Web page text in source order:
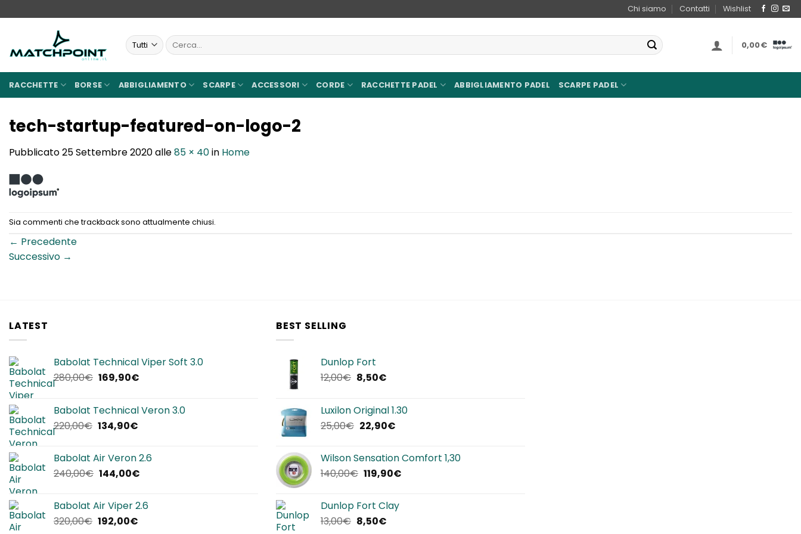
ai
Chi siamo Contatti Wishlist
Cerca: 0,00€
RACCHETTE BORSE ABBIGLIAMENTO SCARPE ACCESSORI CORDE RACCHETTE PADEL ABBIGLIAMENTO PADEL SCARPE PADEL
tech-startup-featured-on-logo-2
Pubblicato25 Settembre 2020alle85 × 40in Home
Sia commenti che trackback sono attualmente chiusi.
← Precedente
Successivo →
LATEST
Babolat Technical Viper Soft 3.0
280,00€ Il
era:
280,00€.
169,90€Il
è:
Babolat Technical Veron 3.0
220,00€ Il
era:
220,00€.
134,90€Il
è:
134,90€.
Babolat Air Veron 2.6
240,00€ Il
era:
240,00€.
144,00€Il
è:
Babolat Air Viper 2.6
320,00€ Il
192,00€Il
BEST SELLING
Dunlop Fort
12,00€ Il
era:
12,00€.
8,50€Il
è:
8,50€.
Luxilon Original 1.30
25,00€ Il
era:
25,00€.
22,90€Il
è:
22,90€.
Wilson Sensation Comfort 1,30
140,00€ Il
era:
140,00€.
119,90€Il
Dunlop Fort Clay
13,00€ Il
8,50€Il